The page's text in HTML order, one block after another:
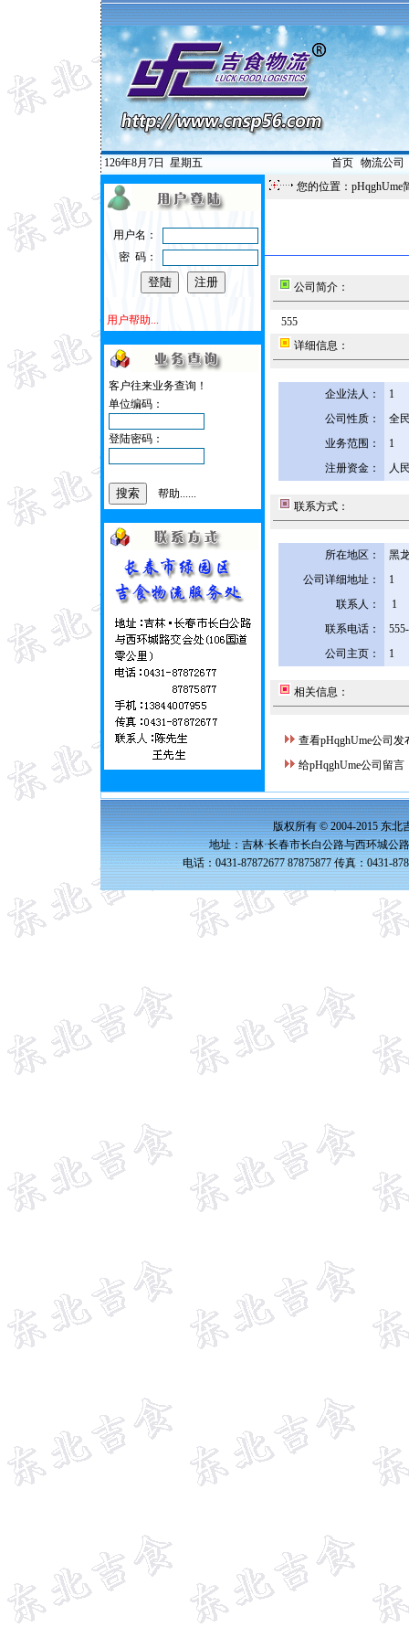
126年8月7日 星期五 首页| 物流公司
用户名：
密 码：
用户帮助...
客户往来业务查询！
单位编码：
登陆密码：
帮助......
您的位置：pHqghUme
公司简介：
555
详细信息：
企业法人：
1
公司性质：
全
业务范围：
1
注册资金：
人
联系方式：
所在地区：
黑
公司详细地址：
1
联系人：
1
联系电话：
公司主页：
1
相关信息：
查看pHqghUme公司发
给pHqghUme公司留言
版权所有 © 2004-2015 东北
地址：吉林·长春市长白公路与西环城公
电话：0431-87872677 87875877 传真：0431-